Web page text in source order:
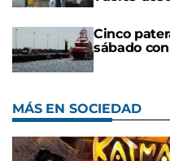
Cinco
sábado
MÁS EN SOCIEDAD